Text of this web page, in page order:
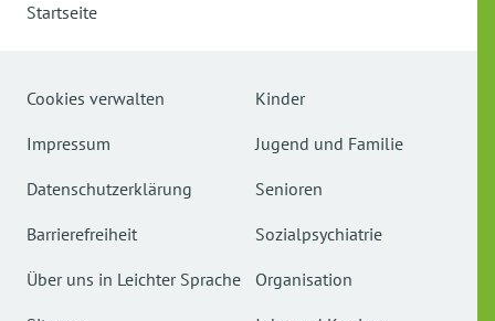
Startseite
Cookies verwalten
Impressum
Datenschutzerklärung
Barrierefreiheit
Über uns in Leichter Sprache
Kinder
Jugend und Familie
Senioren
Sozialpsychiatrie
Organisation